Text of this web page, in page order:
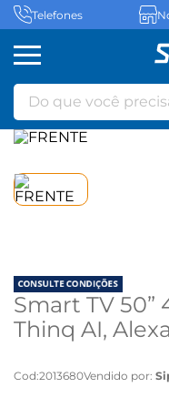
Telefones
Do que você precisa
Smart TV 50”
Thinq AI,
com Thinq AI,
Cod:2013680Vendido por: